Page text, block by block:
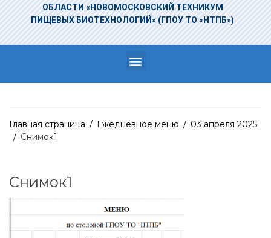
ОБЛАСТИ «НОВОМОСКОВСКИЙ ТЕХНИКУМ
ПИЩЕВЫХ БИОТЕХНОЛОГИЙ» (ГПОУ ТО «НТПБ»)
Главная страница / Ежедневное меню / 03 апреля 2025
/ Снимок1
Снимок1